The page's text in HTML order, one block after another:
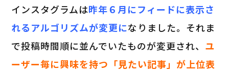
インスタグラムは昨年６月にフィードに表示さ
れるアルゴリズムが変更になりました。それま
で投稿時間順に並んでいたものが変更され、 ユ
ーザー毎に興味を持つ「見たい記事」が上位表